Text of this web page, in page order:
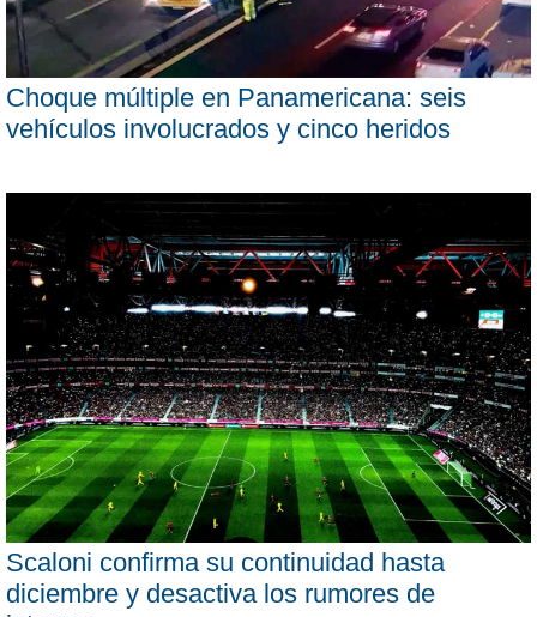
Choque múltiple en Panamericana: seis
vehículos involucrados y cinco heridos
Scaloni confirma su continuidad hasta
diciembre y desactiva los rumores de